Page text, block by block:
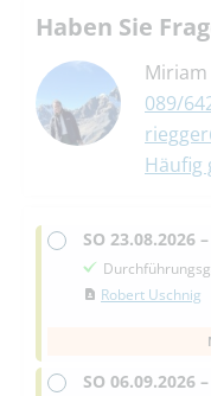
Haben Sie
Miriam
089/
Häufig
SO 23.08.2026 –
Robert Uschnig
SO 06.09.2026 –